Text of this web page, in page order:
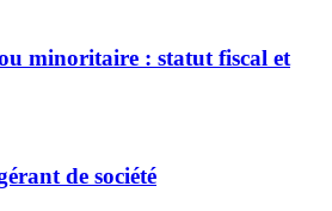
minoritaire : statut fiscal et
de société